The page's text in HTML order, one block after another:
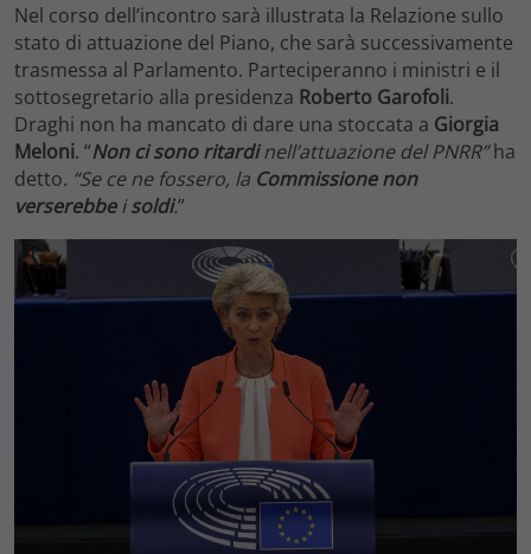
Nel corso dell’incontro sarà illustrata la Relazione sullo
stato di attuazione del Piano, che sarà successivamente
trasmessa al Parlamento. Parteciperanno i ministri e il
sottosegretario alla presidenza Roberto Garofoli.
Draghi non ha mancato di dare una stoccata a Giorgia
Meloni. “Non ci sono ritardinell’attuazione del PNRR”ha
detto. “Se ce ne fossero, la Commissione non
verserebbeisoldi.”